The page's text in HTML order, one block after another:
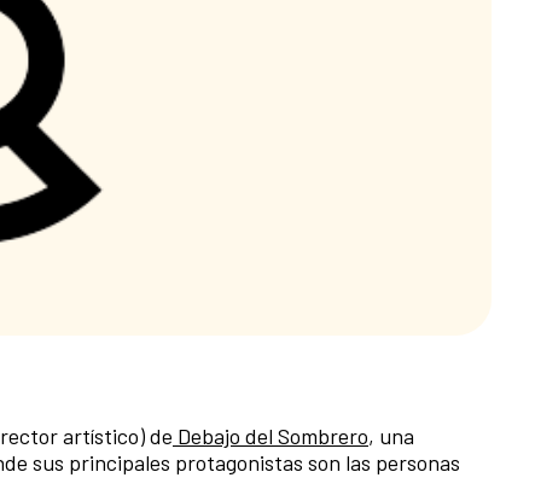
artístico) de Debajo del Sombrero, una
sus principales protagonistas son las personas